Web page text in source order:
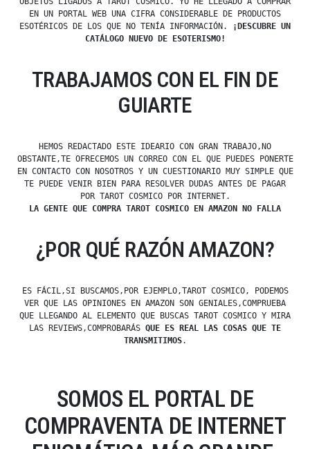
EN UN PORTAL WEB UNA CIFRA CONSIDERABLE DE PRODUCTOS
ESOTÉRICOS DE LOS QUE NO TENÍA INFORMACIÓN.
¡DESCUBRE UN
CATÁLOGO NUEVO DE ESOTERISMO!
TRABAJAMOS CON EL FIN DE
GUIARTE
HEMOS REDACTADO ESTE IDEARIO CON GRAN TRABAJO,NO
OBSTANTE,TE OFRECEMOS UN CORREO CON EL QUE PUEDES PONERTE
EN CONTACTO CON NOSOTROS Y UN CUESTIONARIO MUY SIMPLE QUE
TE PUEDE VENIR BIEN PARA RESOLVER DUDAS ANTES DE PAGAR
POR TAROT COSMICO POR INTERNET.
LA GENTE QUE COMPRA TAROT COSMICO EN AMAZON NO FALLA
¿POR QUÉ RAZÓN AMAZON?
ES FÁCIL,SI BUSCAMOS,POR EJEMPLO,TAROT COSMICO, PODEMOS
VER QUE LAS OPINIONES EN AMAZON SON GENIALES,COMPRUEBA
QUE LLEGANDO AL ELEMENTO QUE BUSCAS TAROT COSMICO Y MIRA
LAS REVIEWS,COMPROBARÁS QUE ES REAL LAS COSAS QUE TE
TRANSMITIMOS.
SOMOS EL PORTAL DE
COMPRAVENTA DE INTERNET